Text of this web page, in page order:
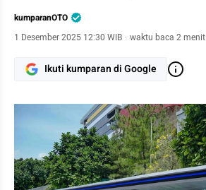
kumparanOTO
1 Desember 2025 12:30 WIB · waktu baca 2 menit
Ikuti kumparan di Google